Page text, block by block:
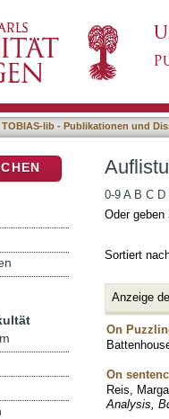
TOBIAS-lib - Publikationen und
0-9 A B C D
Oder
Sortiert
Anzeige
On
On
Reis, Marga
Analysis,